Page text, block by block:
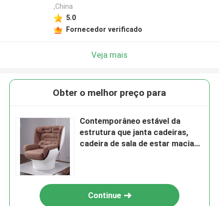
,China
5.0
Fornecedor verificado
Veja mais
Obter o melhor preço para
Contemporâneo estável da
estrutura que janta cadeiras,
cadeira de sala de estar macia
Continue